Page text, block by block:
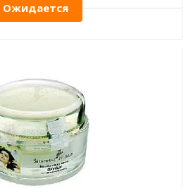
Ожидается